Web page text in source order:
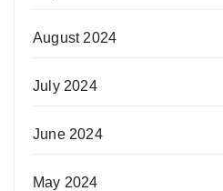
August 2024
July 2024
June 2024
May 2024